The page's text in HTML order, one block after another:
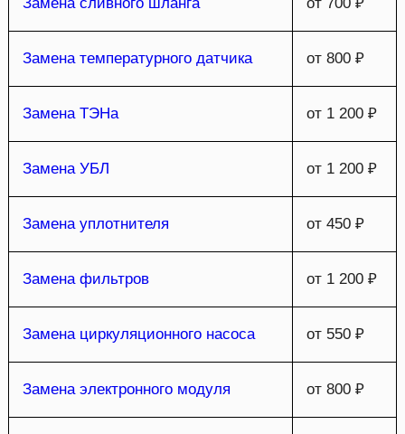
Замена температурного датчика от 800 ₽
Замена ТЭНа от 1 200 ₽
Замена УБЛ от 1 200 ₽
Замена уплотнителя от 450 ₽
Замена фильтров от 1 200 ₽
Замена циркуляционного насоса от 550 ₽
Замена электронного модуля от 800 ₽